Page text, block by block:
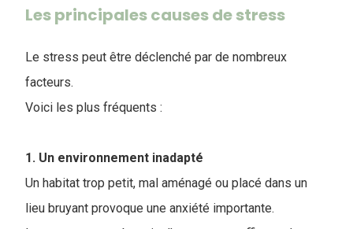
Les principales causes de stress
Le stress peut être déclenché par de nombreux
facteurs.
Voici les plus fréquents :
1. Un environnement inadapté
Un habitat trop petit, mal aménagé ou placé dans un
lieu bruyant provoque une anxiété importante.